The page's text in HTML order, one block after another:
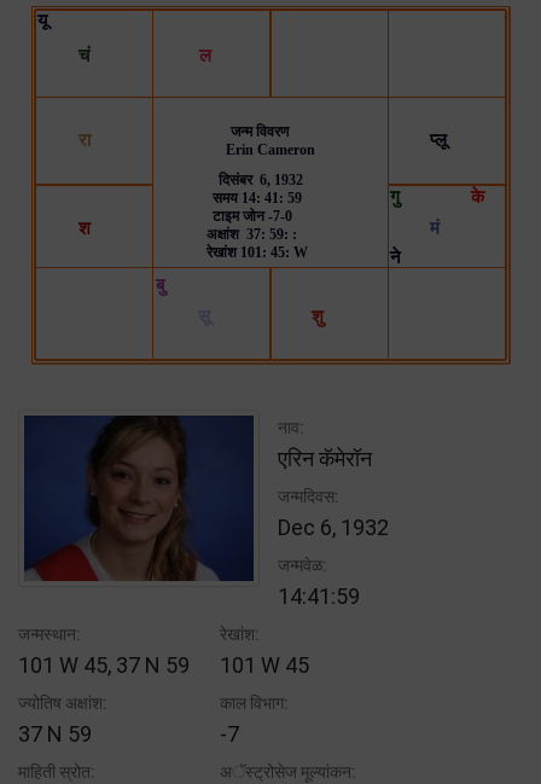
नाव:
एरिन कॅमेरॉन
जन्मदिवस:
Dec 6, 1932
जन्मवेळ:
14:41:59
जन्मस्थान:
101 W 45, 37 N 59
रेखांश:
101 W 45
ज्योतिष अक्षांश:
37 N 59
काल विभाग:
-7
माहिती स्रोत: अॅस्ट्रोसेज मूल्यांकन: